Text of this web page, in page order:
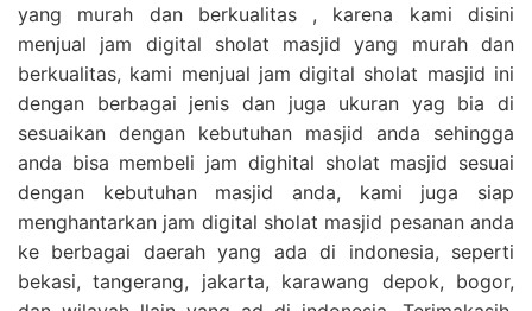
yang murah dan berkualitas , karena kami disini
menjual jam digital sholat masjid yang murah dan
berkualitas, kami menjual jam digital sholat masjid ini
dengan berbagai jenis dan juga ukuran yag bia di
sesuaikan dengan kebutuhan masjid anda sehingga
anda bisa membeli jam dighital sholat masjid sesuai
dengan kebutuhan masjid anda, kami juga siap
menghantarkan jam digital sholat masjid pesanan anda
ke berbagai daerah yang ada di indonesia, seperti
bekasi, tangerang, jakarta, karawang depok, bogor,